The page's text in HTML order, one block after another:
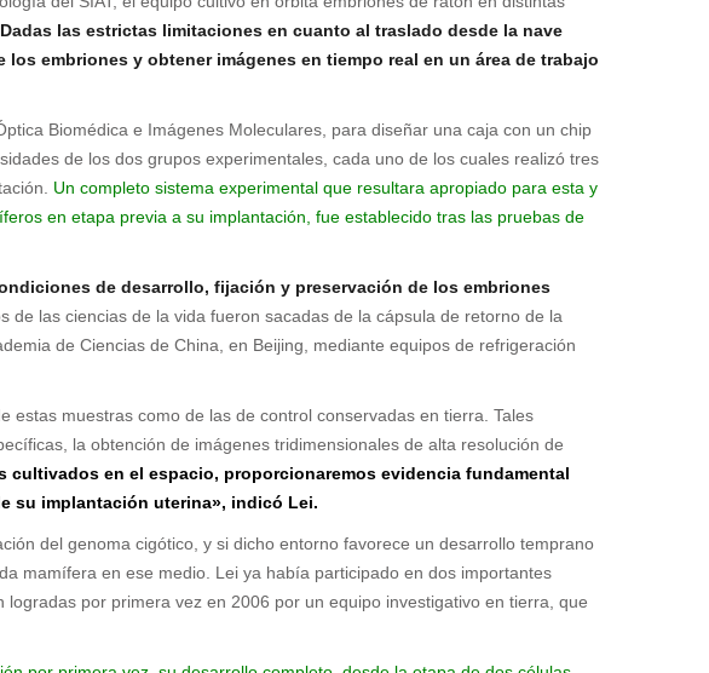
Dadas las estrictas limitaciones en cuanto al traslado desde la nave
embriones y obtener imágenes en tiempo real en un área de trabajo
Biomédica e Imágenes Moleculares, para diseñar una caja con un chip
de los dos grupos experimentales, cada uno de los cuales realizó tres
Un completo sistema experimental que resultara apropiado para esta y
en etapa previa a su implantación, fue establecido tras las pruebas de
de desarrollo, fijación y preservación de los embriones
de las ciencias de la vida fueron sacadas de la cápsula de retorno de la
de Ciencias de China, en Beijing, mediante equipos de refrigeración
muestras como de las de control conservadas en tierra. Tales
la obtención de imágenes tridimensionales de alta resolución de
en el espacio, proporcionaremos evidencia fundamental
su implantación uterina», indicó Lei.
del genoma cigótico, y si dicho entorno favorece un desarrollo temprano
mamífera en ese medio. Lei ya había participado en dos importantes
por primera vez en 2006 por un equipo investigativo en tierra, que